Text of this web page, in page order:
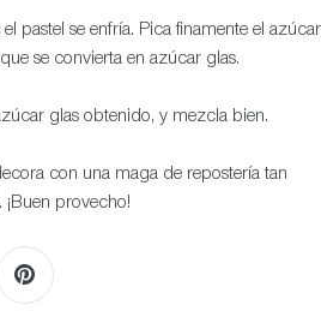
pastel se enfría. Pica finamente el azúcar
se convierta en azúcar glas.
glas obtenido, y mezcla bien.
con una maga de repostería tan
provecho!